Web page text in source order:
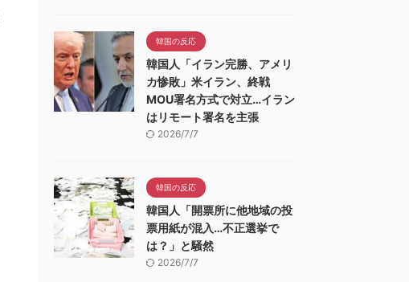
韓国の反応
韓国人「イラン完勝、アメリ
カ惨敗」米イラン、終戦
MOU署名方式で対立…イラン
はリモート署名を主張
2026/7/7
韓国の反応
韓国人「開票所に他地域の投
票用紙が混入…不正選挙で
は？」と騒然
2026/7/7